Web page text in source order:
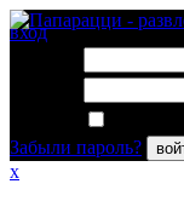
вход
Забыли пароль?
x